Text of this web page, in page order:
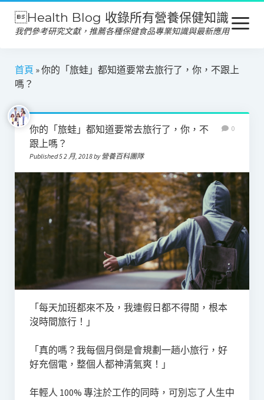
Health Blog 收錄所有營養保健知識
我們參考研究文獻，推薦各種保健食品專業知識與最新應用
open
menu
營養保健
產品推薦
美容保養
首頁 »你的「旅蛙」都知道要常去旅行了，你，不跟上
嗎？
你的「旅蛙」都知道要常去旅行了，你，不
跟上嗎？
Published 5 2 月, 2018 by 營養百科團隊
0
「每天加班都來不及，我連假日都不得閒，根本
沒時間旅行！」
「真的嗎？我每個月倒是會規劃一趟小旅行，好
好充個電，整個人都神清氣爽！」
年輕人 100% 專注於工作的同時，可別忘了人生中